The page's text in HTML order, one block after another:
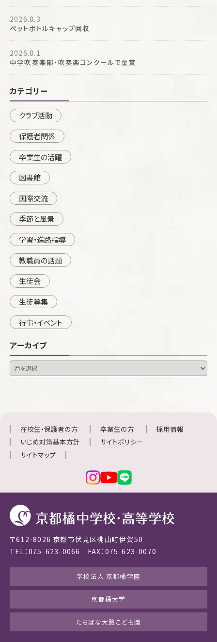
2026.8.3
ペットボトルキャップ回収
2026.8.1
中学吹奏楽部・吹奏楽コンクールで金賞
カテゴリー
クラブ活動
保護者関係
卒業生の活躍
図書館
国際交流
季節と風景
学習・進路指導
教職員の話題
生徒会
生徒募集
行事・イベント
アーカイブ
在校生・保護者の方 卒業生の方
採用情報
いじめ対策基本方針
サイトポリシー
サイトマップ
〒612-8026 京都市伏見区桃山町伊賀50
TEL：075-623-0066 FAX：075-623-0070
学校法人 京都橘学園
京都橘大学
たちばな大路こども園